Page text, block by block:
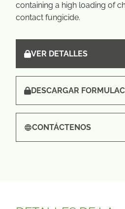
containing a high loading of
contact fungicide.
VER DETALLES
DESCARGAR
CONTÁCTENOS